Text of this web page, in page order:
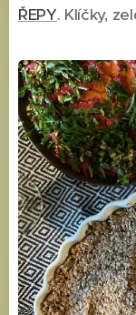
ŘEPY. Klíčky,